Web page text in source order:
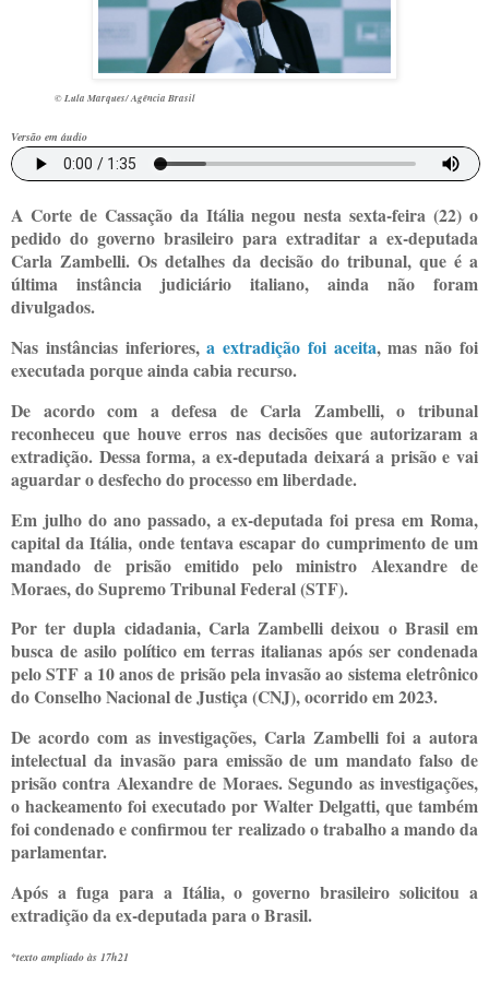
© Lula Marques/ Agência Brasil
Versão em áudio
A Corte de Cassação da Itália negou nesta sexta-feira (22) o
pedido do governo brasileiro para extraditar a ex-deputada
Carla Zambelli. Os detalhes da decisão do tribunal, que é a
última instância judiciário italiano, ainda não foram
divulgados.
Nas instâncias inferiores,a extradição foi aceita, mas não foi
executada porque ainda cabia recurso.
De acordo com a defesa de Carla Zambelli, o tribunal
reconheceu que houve erros nas decisões que autorizaram a
extradição. Dessa forma, a ex-deputada deixará a prisão e vai
aguardar o desfecho do processo em liberdade.
Em julho do ano passado, a ex-deputada foi presa em Roma,
capital da Itália, onde tentava escapar do cumprimento de um
mandado de prisão emitido pelo ministro Alexandre de
Moraes, do Supremo Tribunal Federal (STF).
Por ter dupla cidadania, Carla Zambelli deixou o Brasil em
busca de asilo político em terras italianas após ser condenada
pelo STF a 10 anos de prisão pela invasão ao sistema eletrônico
do Conselho Nacional de Justiça (CNJ), ocorrido em 2023.
De acordo com as investigações, Carla Zambelli foi a autora
intelectual da invasão para emissão de um mandato falso de
prisão contra Alexandre de Moraes. Segundo as investigações,
o hackeamento foi executado por Walter Delgatti, que também
foi condenado e confirmou ter realizado o trabalho a mando da
parlamentar.
Após a fuga para a Itália, o governo brasileiro solicitou a
extradição da ex-deputada para o Brasil.
*texto ampliado às 17h21